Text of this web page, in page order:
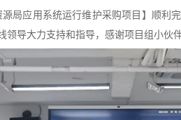
局应用系统运行维护采购项目】顺利
导大力支持和指导，感谢项目组小伙